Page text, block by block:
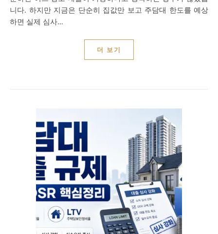
니다. 하지만 지금은 단순히 집값만 보고 주담대 한도를 예상
하면 실제 심사…
더 보기